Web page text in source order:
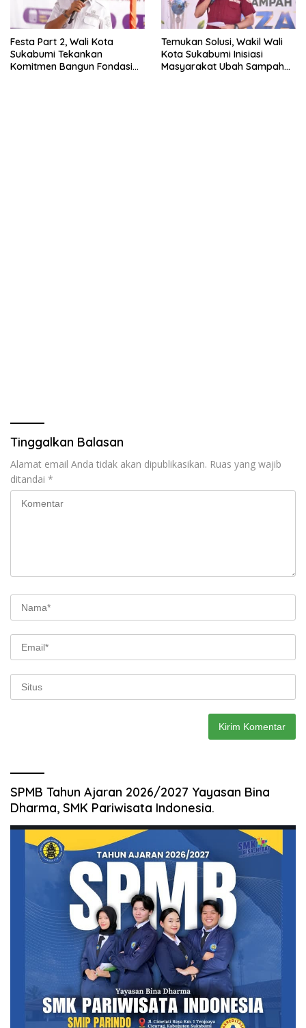
Festa Part 2, Wali Kota
Sukabumi Tekankan
Komitmen Bangun Fondasi
Temukan Solusi, Wakil Wali
Kota Sukabumi Inisiasi
Masyarakat Ubah Sampah
Tinggalkan Balasan
Alamat email Anda tidak akan dipublikasikan. Ruas yang wajib
ditandai *
SPMB Tahun Ajaran 2026/2027 Yayasan Bina
Dharma, SMK Pariwisata Indonesia.